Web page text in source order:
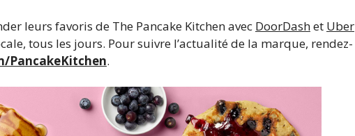
leurs favoris de The Pancake Kitchen avec DoorDashet Uber
tous les jours. Pour suivre l’actualité de la marque, rendez-
PancakeKitchen.